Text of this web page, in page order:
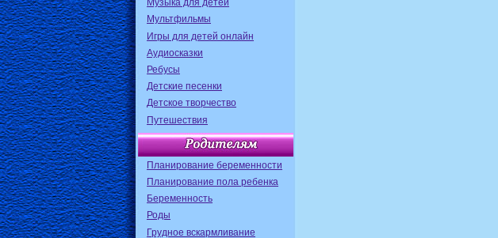
Музыка для детей
Мультфильмы
Игры для детей онлайн
Аудиосказки
Ребусы
Детские песенки
Детское творчество
Путешествия
Планирование беременности
Планирование пола ребенка
Беременность
Роды
Грудное вскармливание